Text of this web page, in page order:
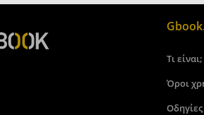
Τι είναι;
Όροι
Οδηγίες